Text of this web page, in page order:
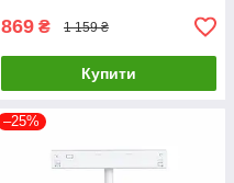
869 ₴ 1 159 ₴
Купити
–25%